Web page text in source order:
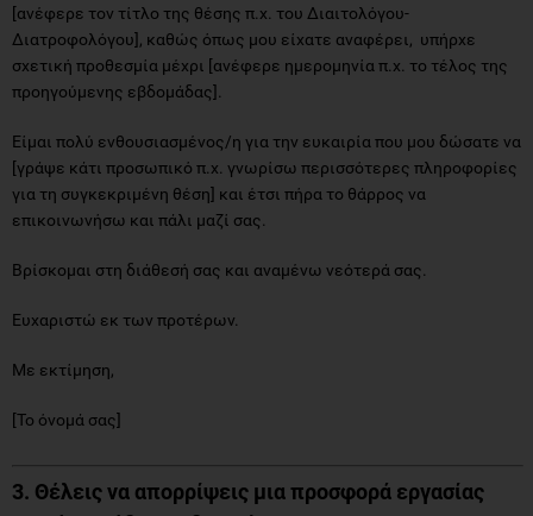
[ανέφερε τον τίτλο της θέσης π.χ. του Διαιτολόγου-
Διατροφολόγου], καθώς όπως μου είχατε αναφέρει, υπήρχε
σχετική προθεσμία μέχρι [ανέφερε ημερομηνία π.χ. το τέλος της
προηγούμενης εβδομάδας].
Είμαι πολύ ενθουσιασμένος/η για την ευκαιρία που μου δώσατε να
[γράψε κάτι προσωπικό π.χ. γνωρίσω περισσότερες πληροφορίες
για τη συγκεκριμένη θέση] και έτσι πήρα το θάρρος να
επικοινωνήσω και πάλι μαζί σας.
Βρίσκομαι στη διάθεσή σας και αναμένω νεότερά σας.
Ευχαριστώ εκ των προτέρων.
Με εκτίμηση,
[Το όνομά σας]
3. Θέλεις να απορρίψεις μια προσφορά εργασίας